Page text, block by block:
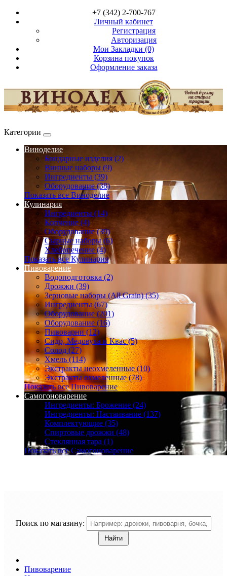
+7 (342) 2-700-767
Личный кабинет
Регистрация
Авторизация
Мои Закладки (0)
Корзина покупок
Оформление заказа
Категории
Виноделие
Бондарные изделия (2)
Винные наборы (9)
Ингредиенты (39)
Оборудование (38)
Показать все Виноделие
Кулинария
Ингредиенты (14)
Копчение (4)
Оборудование (39)
Сырные наборы (6)
Хлебопечение (4)
Показать все Кулинария
Пивоварение
Водоподготовка (2)
Дрожжи (39)
Зерновые наборы (All Grain) (35)
Ингредиенты (67)
Оборудование (201)
Оборудование (16)
Пивоварни (12)
Сидр, Медовуха и Квас (5)
Солод (27)
Хмель (114)
Экстракты неохмеленные (10)
Экстракты охмеленные (78)
Показать все Пивоварение
Самогоноварение
Ингредиенты: Брожение (24)
Ингредиенты: Настаивание (137)
Комплектующие (35)
Спиртовые дрожжи (48)
Стеклянная тара (1)
Показать все Самогоноварение
Поиск по магазину:
Пивоварение